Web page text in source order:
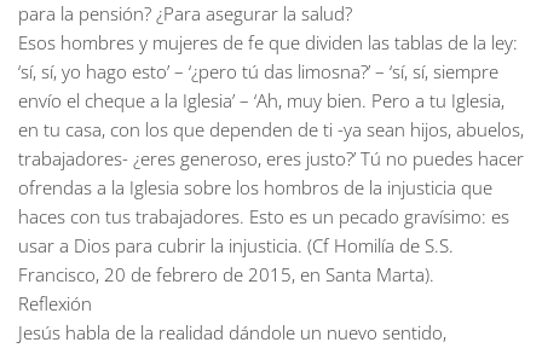
para la pensión? ¿Para asegurar la salud?
Esos hombres y mujeres de fe que dividen las tablas de la ley:
‘sí, sí, yo hago esto’ – ‘¿pero tú das limosna?’ – ‘sí, sí, siempre
envío el cheque a la Iglesia’ – ‘Ah, muy bien. Pero a tu Iglesia,
en tu casa, con los que dependen de ti -ya sean hijos, abuelos,
trabajadores- ¿eres generoso, eres justo?’ Tú no puedes hacer
ofrendas a la Iglesia sobre los hombros de la injusticia que
haces con tus trabajadores. Esto es un pecado gravísimo: es
usar a Dios para cubrir la injusticia. (Cf Homilía de S.S.
Francisco, 20 de febrero de 2015, en Santa Marta).
Reflexión
Jesús habla de la realidad dándole un nuevo sentido,